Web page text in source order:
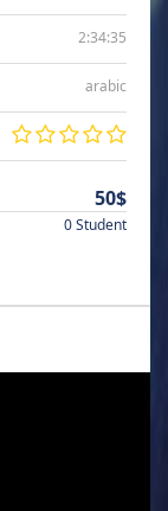
2:34:35
arabic
50$
0 Student